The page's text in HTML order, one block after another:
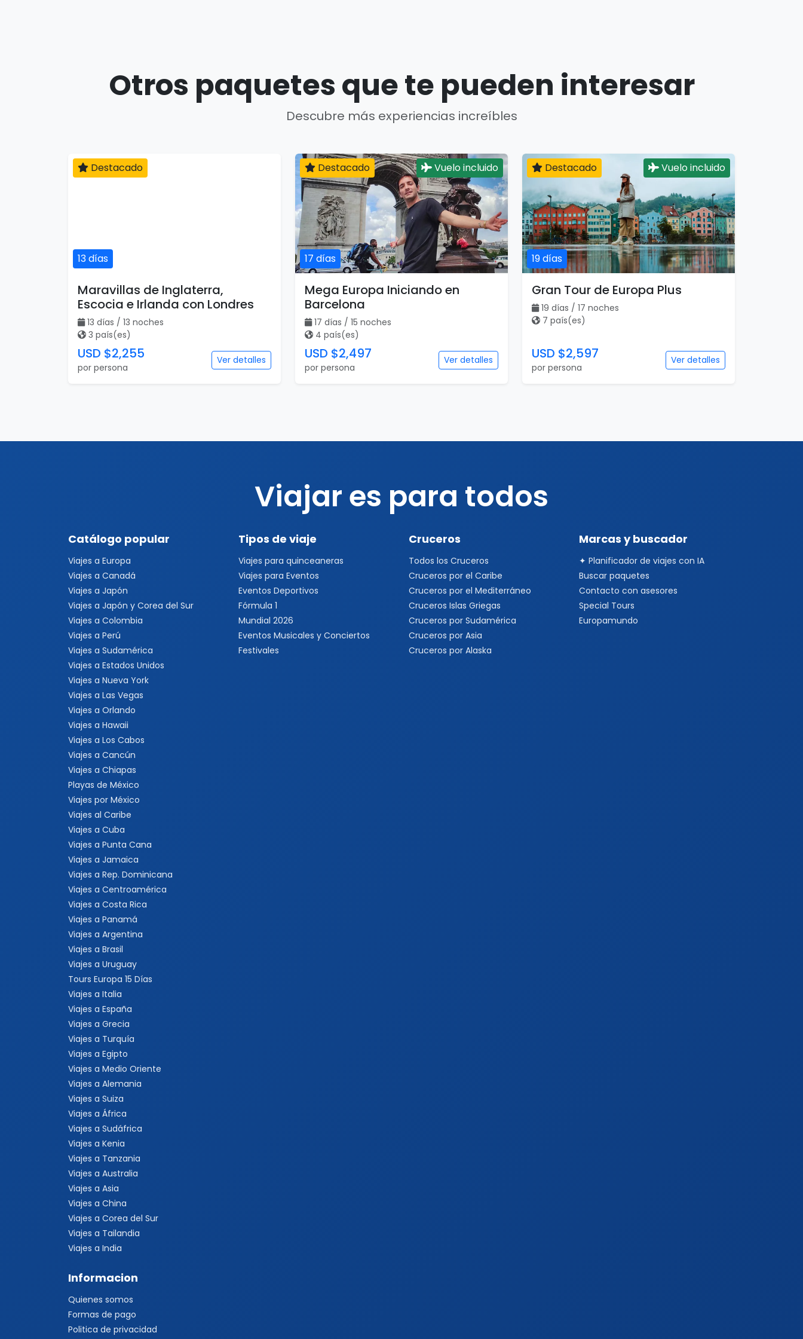
Otros paquetes que te pueden interesar
Descubre más experiencias increíbles
13 días
Destacado
Maravillas de Inglaterra,
Escocia e Irlanda con Londres
13 días / 13 noches
3 país(es)
USD $2,255
por persona
Ver detalles
17 días
Destacado Vuelo incluido
Mega Europa Iniciando en
Barcelona
17 días / 15 noches
4 país(es)
USD $2,497
por persona
Ver detalles
19 días
Destacado Vuelo incluido
Gran Tour de Europa Plus
19 días / 17 noches
7 país(es)
USD $2,597
por persona
Ver detalles
Viajar es para todos
Catálogo popular
Viajes a Europa
Viajes a Canadá
Viajes a Japón
Viajes a Japón y Corea del Sur
Viajes a Colombia
Viajes a Perú
Viajes a Sudamérica
Viajes a Estados Unidos
Viajes a Nueva York
Viajes a Las Vegas
Viajes a Orlando
Viajes a Hawaii
Viajes a Los Cabos
Viajes a Cancún
Viajes a Chiapas
Playas de México
Viajes por México
Viajes al Caribe
Viajes a Cuba
Viajes a Punta Cana
Viajes a Jamaica
Viajes a Rep. Dominicana
Viajes a Centroamérica
Viajes a Costa Rica
Viajes a Panamá
Viajes a Argentina
Viajes a Brasil
Viajes a Uruguay
Tours Europa 15 Días
Viajes a Italia
Viajes a España
Viajes a Grecia
Viajes a Turquía
Viajes a Egipto
Viajes a Medio Oriente
Viajes a Alemania
Viajes a Suiza
Viajes a África
Viajes a Sudáfrica
Viajes a Kenia
Viajes a Tanzania
Viajes a Australia
Viajes a Asia
Viajes a China
Viajes a Corea del Sur
Viajes a Tailandia
Viajes a India
Tipos de viaje
Viajes para quinceaneras
Viajes para Eventos
Eventos Deportivos
Fórmula 1
Mundial 2026
Eventos Musicales y Conciertos
Festivales
Cruceros
Todos los Cruceros
Cruceros por el Caribe
Cruceros por el Mediterráneo
Cruceros Islas Griegas
Cruceros por Sudamérica
Cruceros por Asia
Cruceros por Alaska
Marcas y buscador
✦ Planificador de viajes con IA
Buscar paquetes
Contacto con asesores
Special Tours
Europamundo
Informacion
Quienes somos
Formas de pago
Politica de privacidad